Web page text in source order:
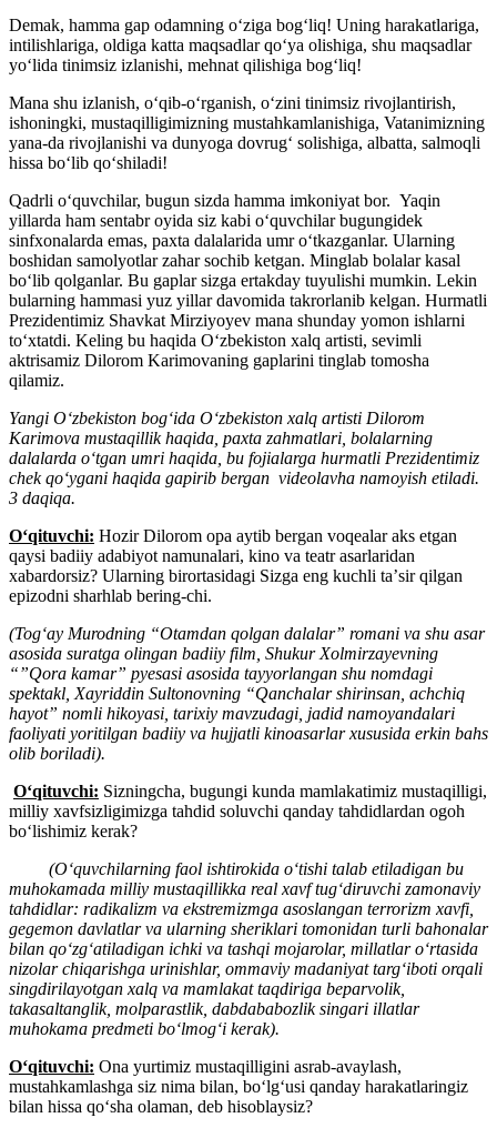
Demak, hamma gap odamning oʻziga bogʻliq! Uning harakatlariga,
intilishlariga, oldiga katta maqsadlar qoʻya olishiga, shu maqsadlar
yoʻlida tinimsiz izlanishi, mehnat qilishiga bogʻliq!
Mana shu izlanish, oʻqib-oʻrganish, oʻzini tinimsiz rivojlantirish,
ishoningki, mustaqilligimizning mustahkamlanishiga, Vatanimizning
yana-da rivojlanishi va dunyoga dovrugʻ solishiga, albatta, salmoqli
hissa boʻlib qoʻshiladi!
Qadrli oʻquvchilar, bugun sizda hamma imkoniyat bor. Yaqin
yillarda ham sentabr oyida siz kabi oʻquvchilar bugungidek
sinfxonalarda emas, paxta dalalarida umr oʻtkazganlar. Ularning
boshidan samolyotlar zahar sochib ketgan. Minglab bolalar kasal
boʻlib qolganlar. Bu gaplar sizga ertakday tuyulishi mumkin. Lekin
bularning hammasi yuz yillar davomida takrorlanib kelgan. Hurmatli
Prezidentimiz Shavkat Mirziyoyev mana shunday yomon ishlarni
toʻxtatdi. Keling bu haqida Oʻzbekiston xalq artisti, sevimli
aktrisamiz Dilorom Karimovaning gaplarini tinglab tomosha
qilamiz.
Yangi Oʻzbekiston bogʻida Oʻzbekiston xalq artisti Dilorom
Karimova mustaqillik haqida, paxta zahmatlari, bolalarning
dalalarda oʻtgan umri haqida, bu fojialarga hurmatli Prezidentimiz
chek qoʻygani haqida gapirib bergan videolavha namoyish etiladi.
3 daqiqa.
Oʻqituvchi: Hozir Dilorom opa aytib bergan voqealar aks etgan
qaysi badiiy adabiyot namunalari, kino va teatr asarlaridan
xabardorsiz? Ularning birortasidagi Sizga eng kuchli taʼsir qilgan
epizodni sharhlab bering-chi.
(Togʻay Murodning “Otamdan qolgan dalalar” romani va shu asar
asosida suratga olingan badiiy film, Shukur Xolmirzayevning
“”Qora kamar” pyesasi asosida tayyorlangan shu nomdagi
spektakl, Xayriddin Sultonovning “Qanchalar shirinsan, achchiq
hayot” nomli hikoyasi, tarixiy mavzudagi, jadid namoyandalari
faoliyati yoritilgan badiiy va hujjatli kinoasarlar xususida erkin bahs
olib boriladi).
Oʻqituvchi: Sizningcha, bugungi kunda mamlakatimiz mustaqilligi,
milliy xavfsizligimizga tahdid soluvchi qanday tahdidlardan ogoh
boʻlishimiz kerak?
(Oʻquvchilarning faol ishtirokida oʻtishi talab etiladigan bu
muhokamada milliy mustaqillikka real xavf tugʻdiruvchi zamonaviy
tahdidlar: radikalizm va ekstremizmga asoslangan terrorizm xavfi,
gegemon davlatlar va ularning sheriklari tomonidan turli bahonalar
bilan qoʻzgʻatiladigan ichki va tashqi mojarolar, millatlar oʻrtasida
nizolar chiqarishga urinishlar, ommaviy madaniyat targʻiboti orqali
singdirilayotgan xalq va mamlakat taqdiriga beparvolik,
takasaltanglik, molparastlik, dabdababozlik singari illatlar
muhokama predmeti boʻlmogʻi kerak).
Oʻqituvchi: Ona yurtimiz mustaqilligini asrab-avaylash,
mustahkamlashga siz nima bilan, boʻlgʻusi qanday harakatlaringiz
bilan hissa qoʻsha olaman, deb hisoblaysiz?